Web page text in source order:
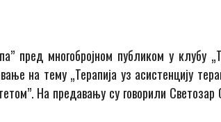
пред многобројном публиком у клубу
на тему „Терапија уз асистенцију
На предавању су говорили Светозар